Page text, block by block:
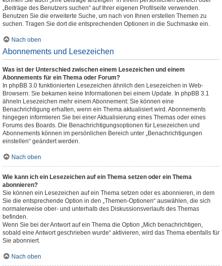
„Beiträge des Benutzers suchen“ auf Ihrer eigenen Profilseite verwenden.
Benutzen Sie die erweiterte Suche, um nach von Ihnen erstellen Themen zu
suchen. Tragen Sie dort die entsprechenden Optionen in die Suchmaske ein.
Nach oben
Abonnements und Lesezeichen
Was ist der Unterschied zwischen einem Lesezeichen und einem
Abonnements für ein Thema oder Forum?
In phpBB 3.0 funktionierten Lesezeichen ähnlich den Lesezeichen in Web-
Browsern: Sie bekamen keine Informationen bei einem Update. In phpBB 3.1
ähneln Lesezeichen mehr einem Abonnement: Sie können eine
Benachrichtigung erhalten, wenn ein Thema aktualisiert wird. Abonnements
hingegen informieren Sie bei einer Aktualisierung eines Themas oder eines
Forums des Boards. Die Benachrichtigungsoptionen für Lesezeichen und
Abonnements können im persönlichen Bereich unter „Benachrichtigungen
einstellen“ geändert werden.
Nach oben
Wie kann ich ein Lesezeichen auf ein Thema setzen oder ein Thema
abonnieren?
Sie können ein Lesezeichen auf ein Thema setzen oder es abonnieren, in dem
Sie die entsprechende Option in den „Themen-Optionen“ auswählen, die sich
normalerweise ober- und unterhalb des Diskussionsverlaufs des Themas
befinden.
Wenn Sie bei der Antwort auf ein Thema die Option „Mich benachrichtigen,
sobald eine Antwort geschrieben wurde“ aktivieren, wird das Thema ebenfalls für
Sie abonniert.
Nach oben